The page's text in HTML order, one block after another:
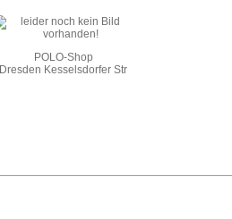
POLO-Shop
Dresden Kesselsdorfer Str